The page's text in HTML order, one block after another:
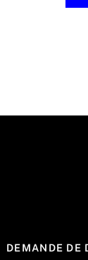
DEMANDE DE